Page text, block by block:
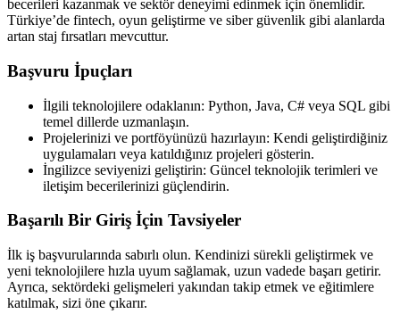
becerileri kazanmak ve sektör deneyimi edinmek için önemlidir.
Türkiye’de fintech, oyun geliştirme ve siber güvenlik gibi alanlarda
artan staj fırsatları mevcuttur.
Başvuru İpuçları
İlgili teknolojilere odaklanın: Python, Java, C# veya SQL gibi
temel dillerde uzmanlaşın.
Projelerinizi ve portföyünüzü hazırlayın: Kendi geliştirdiğiniz
uygulamaları veya katıldığınız projeleri gösterin.
İngilizce seviyenizi geliştirin: Güncel teknolojik terimleri ve
iletişim becerilerinizi güçlendirin.
Başarılı Bir Giriş İçin Tavsiyeler
İlk iş başvurularında sabırlı olun. Kendinizi sürekli geliştirmek ve
yeni teknolojilere hızla uyum sağlamak, uzun vadede başarı getirir.
Ayrıca, sektördeki gelişmeleri yakından takip etmek ve eğitimlere
katılmak, sizi öne çıkarır.